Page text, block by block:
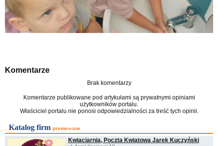
Komentarze
Brak komentarzy
Komentarze publikowane pod artykułami są prywatnymi opiniami
użytkowników portalu.
Właściciel portalu nie ponosi odpowiedzialności za treść tych opinii.
Katalog firm promowane
Kwiaciarnia, Poczta Kwiatowa Jarek Kuczyński